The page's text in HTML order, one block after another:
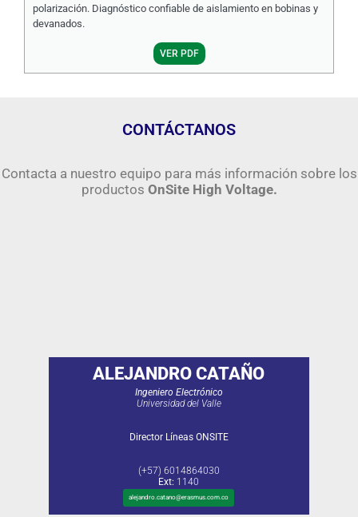
polarización. Diagnóstico confiable de aislamiento en bobinas y
devanados.
VER PDF
CONTÁCTANOS
Contacta a nuestro equipo para más información sobre los
productos OnSite High Voltage.
ALEJANDRO CATAÑO
Ingeniero Electrónico
Universidad del Valle
Director Líneas ONSITE
(+57) 6014864030
Ext: 1140
alejandro.catano@erasmus.com.co